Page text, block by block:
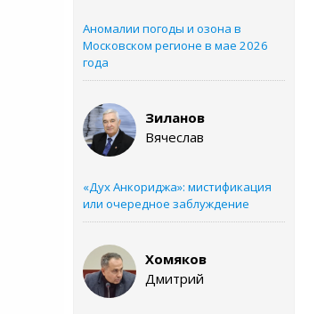
Аномалии погоды и озона в
Московском регионе в мае 2026
года
Зиланов
Вячеслав
«Дух Анкориджа»: мистификация
или очередное заблуждение
Хомяков
Дмитрий